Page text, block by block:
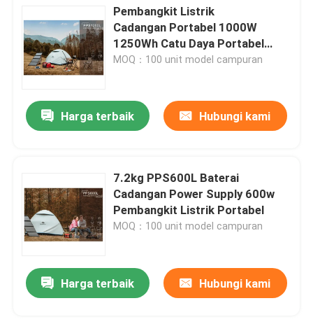
Pembangkit Listrik
Cadangan Portabel 1000W
1250Wh Catu Daya Portabel
Serbaguna
MOQ：100 unit model campuran
Harga terbaik Hubungi kami
7.2kg PPS600L Baterai
Cadangan Power Supply 600w
Pembangkit Listrik Portabel
MOQ：100 unit model campuran
Harga terbaik Hubungi kami